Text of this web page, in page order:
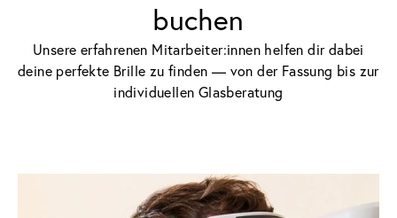
buchen
Unsere erfahrenen Mitarbeiter:innen helfen dir dabei
deine perfekte Brille zu finden — von der Fassung bis zur
individuellen Glasberatung